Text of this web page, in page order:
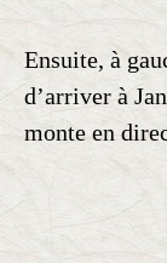
Ensuite, à
d’arriver à
monte en